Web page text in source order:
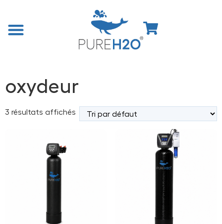
oxydeur
3 résultats affichés